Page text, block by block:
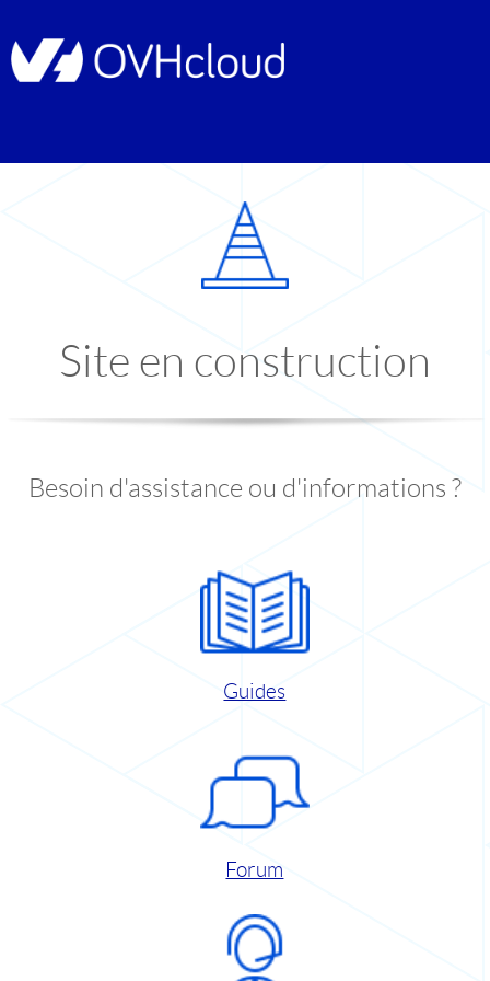
Site en construction
Besoin d'assistance ou d'informations ?
Guides
Forum